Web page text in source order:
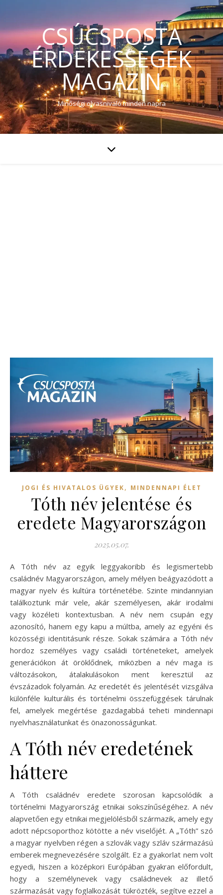
CSÚCSPOSTA
ÉRDEKESSÉGEK
MAGAZIN
Minőségi olvasnivaló minden napra
JOGI ÉS HIVATALOS ÜGYEK, MINDENNAPI ÉLET
Tóth név jelentése és
eredete Magyarországon
2025.05.07.
A Tóth név az egyik leggyakoribb és legismertebb
családnév Magyarországon, amely mélyen beágyazódott a
magyar nyelv és kultúra történetébe. Szinte mindannyian
találkoztunk már vele, akár személyesen, akár irodalmi
vagy közéleti kontextusban. A név nem csupán egy
azonosító, hanem egy kapu a múltba, amely az egyéni és
közösségi identitásunk része. Sokak számára a Tóth név
hordoz személyes vagy családi történeteket, amelyek
generációkon át öröklődnek, miközben a név maga is
változásokon, átalakulásokon ment keresztül az
évszázadok folyamán. Az eredetét és jelentését vizsgálva
különféle kulturális és történelmi összefüggések tárulnak
fel, amelyek megértése gazdagabbá teheti mindennapi
nyelvhasználatunkat és önazonosságunkat.
A Tóth név eredetének
háttere
A Tóth családnév eredete szorosan kapcsolódik a
történelmi Magyarország etnikai sokszínűségéhez. A név
alapvetően egy etnikai megjelölésből származik, amely egy
adott népcsoporthoz kötötte a név viselőjét. A „Tóth” szó
a magyar nyelvben régen a szlovák vagy szláv származású
emberek megnevezésére szolgált. Ez a gyakorlat nem volt
egyedi, hiszen a középkori Európában gyakran előfordult,
hogy a személynevek vagy családnevek az illető
származását vagy foglalkozását tükrözték, segítve ezzel a